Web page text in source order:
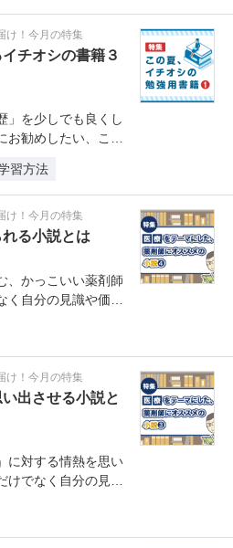
け！今月の特集
チオシの書籍３
」を少しでも良くし
勧めしたい、この
習方法
け！今月の特集
る小説とは
、かっこいい薬剤師
自分の見識や価値
け！今月の特集
出させる小説と
に対する情熱を思い
でなく自分の見識